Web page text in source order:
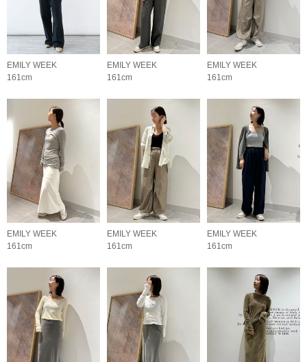
EMILY WEEK
161cm
EMILY WEEK
161cm
EMILY WEEK
161cm
EMILY WEEK
161cm
EMILY WEEK
161cm
EMILY WEEK
161cm